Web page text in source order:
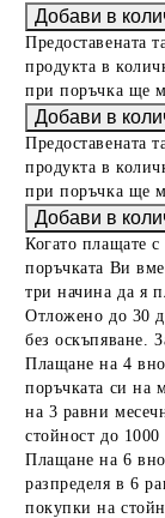
Предоставената
продукта в
при поръчка ще
Предоставената
продукта в
при поръчка ще
Когато плащате
поръчката Ви
три начина да я
Отложено до 30
без оскъпяване.
Плащане на 4
поръчката си на
на 3 равни
стойност до
Плащане на 6
разпределя в 6
покупки на